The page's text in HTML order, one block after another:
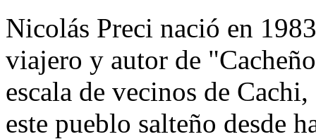
Nicolás Preci nació en
viajero y autor de
escala de vecinos de
este pueblo salteño desde